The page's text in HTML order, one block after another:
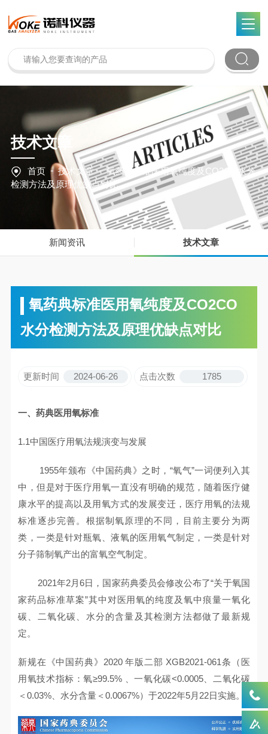
技术文章
首页 - 技术文章 - 氧药典标准医用氧纯度及CO2CO水分
检测方法及原理优缺点对比
新闻资讯 技术文章
氧药典标准医用氧纯度及CO2CO
水分检测方法及原理优缺点对比
更新时间 2024-06-26 点击次数 1785
一、药典医用氧标准
1.1中国医疗用氧法规演变与发展
1955年颁布《中国药典》之时，“氧气”一词便列入其
中，但是对于医疗用氧一直没有明确的规范，随着医疗健
康水平的提高以及用氧方式的发展变迁，医疗用氧的法规
标准逐步完善。根据制氧原理的不同，目前主要分为两
类，一类是针对瓶氧、液氧的医用氧气制定，一类是针对
分子筛制氧产出的富氧空气制定。
2021年2月6日，国家药典委员会修改公布了“关于氧国
家药品标准草案”其中对医用氧的纯度及氧中痕量一氧化
碳、二氧化碳、水分的含量及其检测方法都做了最新规
定。
新规在《中国药典》2020 年版二部 XGB2021-061条（医
用氧技术指标：氧≥99.5% 、一氧化碳<0.0005、二氧化碳
＜0.03%、水分含量＜0.0067%）于2022年5月22日实施。